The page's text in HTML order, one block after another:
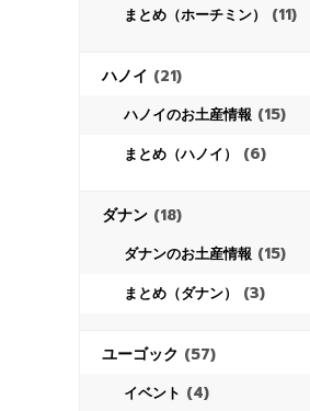
まとめ（ホーチミン） (11)
ハノイ (21)
ハノイのお土産情報 (15)
まとめ（ハノイ） (6)
ダナン (18)
ダナンのお土産情報 (15)
まとめ（ダナン） (3)
ユーゴック (57)
イベント (4)